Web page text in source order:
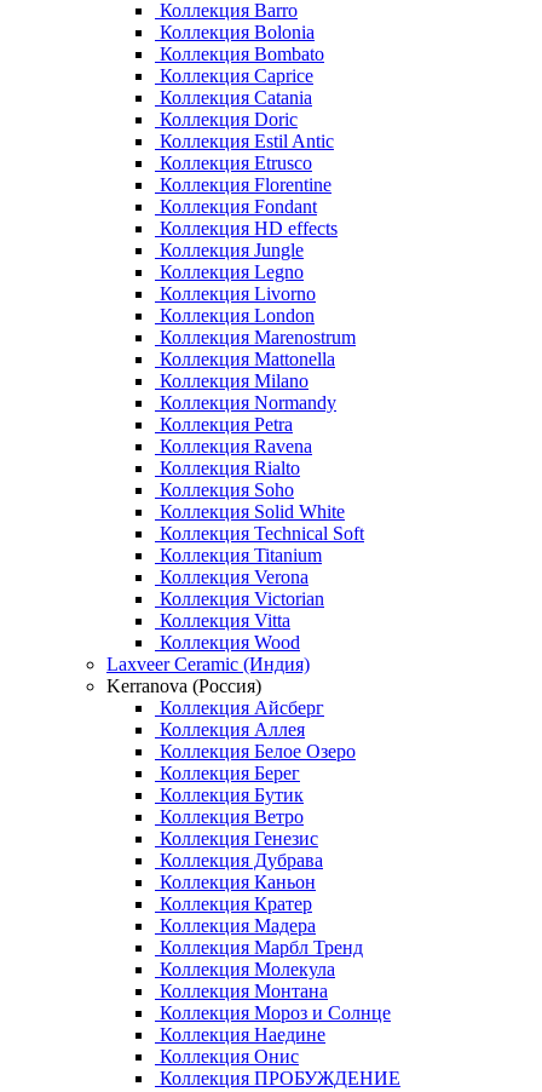
Коллекция Barro
Коллекция Bolonia
Коллекция Bombato
Коллекция Caprice
Коллекция Catania
Коллекция Doric
Коллекция Estil Antic
Коллекция Etrusco
Коллекция Florentine
Коллекция Fondant
Коллекция HD effects
Коллекция Jungle
Коллекция Legno
Коллекция Livorno
Коллекция London
Коллекция Marenostrum
Коллекция Mattonella
Коллекция Milano
Коллекция Normandy
Коллекция Petra
Коллекция Ravena
Коллекция Rialto
Коллекция Soho
Коллекция Solid White
Коллекция Technical Soft
Коллекция Titanium
Коллекция Verona
Коллекция Victorian
Коллекция Vitta
Коллекция Wood
Laxveer Ceramic (Индия)
Kerranova (Россия)
Коллекция Айсберг
Коллекция Аллея
Коллекция Белое Озеро
Коллекция Берег
Коллекция Бутик
Коллекция Ветро
Коллекция Генезис
Коллекция Дубрава
Коллекция Каньон
Коллекция Кратер
Коллекция Мадера
Коллекция Марбл Тренд
Коллекция Молекула
Коллекция Монтана
Коллекция Мороз и Солнце
Коллекция Наедине
Коллекция Онис
Коллекция ПРОБУЖДЕНИЕ